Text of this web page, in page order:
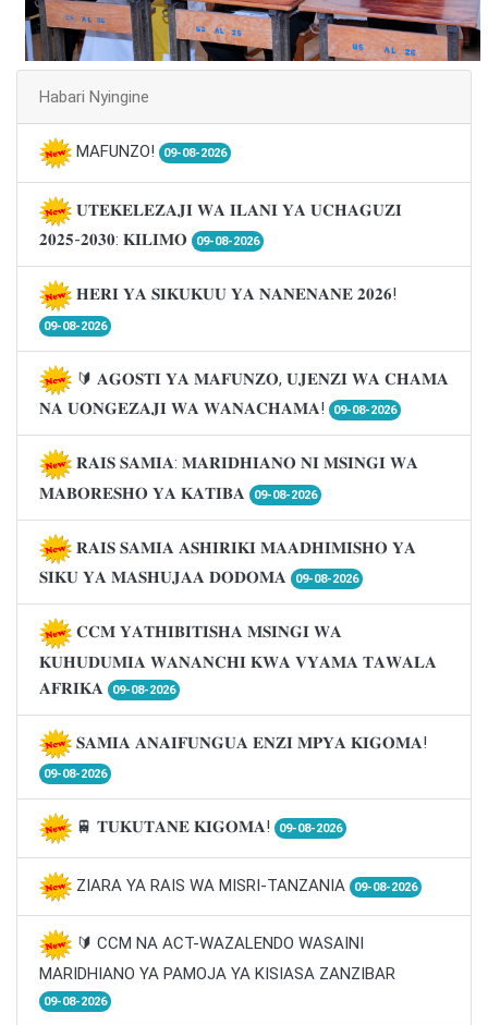
Habari Nyingine
MAFUNZO! 09-08-2026
𝐔𝐓𝐄𝐊𝐄𝐋𝐄𝐙𝐀𝐉𝐈 𝐖𝐀 𝐈𝐋𝐀𝐍𝐈 𝐘𝐀 𝐔𝐂𝐇𝐀𝐆𝐔𝐙𝐈
𝟐𝟎𝟐𝟓-𝟐𝟎𝟑𝟎: 𝐊𝐈𝐋𝐈𝐌𝐎
09-08-2026
𝐇𝐄𝐑𝐈 𝐘𝐀 𝐒𝐈𝐊𝐔𝐊𝐔𝐔 𝐘𝐀 𝐍𝐀𝐍𝐄𝐍𝐀𝐍𝐄 𝟐𝟎𝟐𝟔!
09-08-2026
🔰 𝐀𝐆𝐎𝐒𝐓𝐈 𝐘𝐀 𝐌𝐀𝐅𝐔𝐍𝐙𝐎, 𝐔𝐉𝐄𝐍𝐙𝐈 𝐖𝐀 𝐂𝐇𝐀𝐌𝐀
𝐍𝐀 𝐔𝐎𝐍𝐆𝐄𝐙𝐀𝐉𝐈 𝐖𝐀 𝐖𝐀𝐍𝐀𝐂𝐇𝐀𝐌𝐀!
09-08-2026
𝐑𝐀𝐈𝐒 𝐒𝐀𝐌𝐈𝐀: 𝐌𝐀𝐑𝐈𝐃𝐇𝐈𝐀𝐍𝐎 𝐍𝐈 𝐌𝐒𝐈𝐍𝐆𝐈 𝐖𝐀
𝐌𝐀𝐁𝐎𝐑𝐄𝐒𝐇𝐎 𝐘𝐀 𝐊𝐀𝐓𝐈𝐁𝐀
09-08-2026
𝐑𝐀𝐈𝐒 𝐒𝐀𝐌𝐈𝐀 𝐀𝐒𝐇𝐈𝐑𝐈𝐊𝐈 𝐌𝐀𝐀𝐃𝐇𝐈𝐌𝐈𝐒𝐇𝐎 𝐘𝐀
𝐒𝐈𝐊𝐔 𝐘𝐀 𝐌𝐀𝐒𝐇𝐔𝐉𝐀𝐀 𝐃𝐎𝐃𝐎𝐌𝐀
09-08-2026
𝐂𝐂𝐌 𝐘𝐀𝐓𝐇𝐈𝐁𝐈𝐓𝐈𝐒𝐇𝐀 𝐌𝐒𝐈𝐍𝐆𝐈 𝐖𝐀
𝐊𝐔𝐇𝐔𝐃𝐔𝐌𝐈𝐀 𝐖𝐀𝐍𝐀𝐍𝐂𝐇𝐈 𝐊𝐖𝐀 𝐕𝐘𝐀𝐌𝐀 𝐓𝐀𝐖𝐀𝐋𝐀
𝐀𝐅𝐑𝐈𝐊𝐀
09-08-2026
𝐒𝐀𝐌𝐈𝐀 𝐀𝐍𝐀𝐈𝐅𝐔𝐍𝐆𝐔𝐀 𝐄𝐍𝐙𝐈 𝐌𝐏𝐘𝐀 𝐊𝐈𝐆𝐎𝐌𝐀!
09-08-2026
🚆 𝐓𝐔𝐊𝐔𝐓𝐀𝐍𝐄 𝐊𝐈𝐆𝐎𝐌𝐀! 09-08-2026
ZIARA YA RAIS WA MISRI-TANZANIA 09-08-2026
🔰 CCM NA ACT-WAZALENDO WASAINI
MARIDHIANO YA PAMOJA YA KISIASA ZANZIBAR
09-08-2026